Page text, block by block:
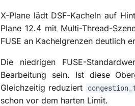
X-Plane lädt DSF-Kacheln auf
Plane 12.4 mit Multi-Thread-
FUSE an Kachelgrenzen deutlich
Die niedrigen FUSE-
Bearbeitung sein. Ist diese
Gleichzeitig reduziert
schon vor dem harten Limit.